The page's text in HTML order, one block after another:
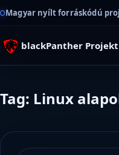
Magyar nyílt forráskódú
blackPanther
Tag: Linux